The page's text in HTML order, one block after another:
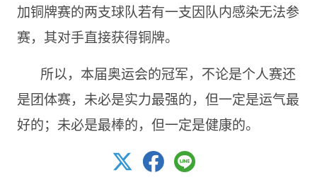
加铜牌赛的两支球队若有一支因队内感染无法参
赛，其对手直接获得铜牌。
所以，本届奥运会的冠军，不论是个人赛还
是团体赛，未必是实力最强的，但一定是运气最
好的；未必是最棒的，但一定是健康的。